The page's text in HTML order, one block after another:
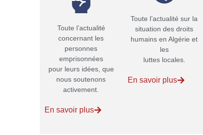
Toute l’actualité
concernant les
personnes
emprisonnées
pour leurs idées, que
nous soutenons
activement.
En savoir plus
Toute l’actualité sur la
situation des droits
humains en Algérie et
les
luttes locales.
En savoir plus